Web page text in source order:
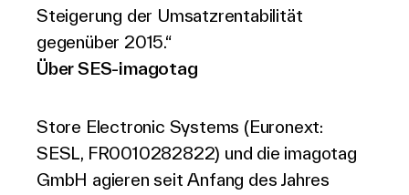
Steigerung der Umsatzrentabilität
gegenüber 2015.“
Über SES-imagotag
Store Electronic Systems (Euronext:
SESL, FR0010282822) und die imagotag
GmbH agieren seit Anfang des Jahres